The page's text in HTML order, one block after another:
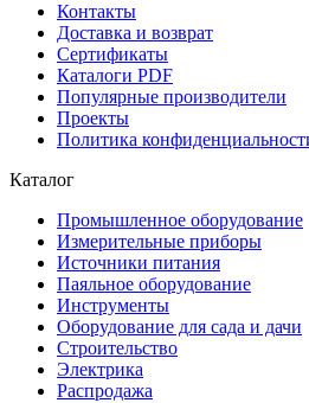
Контакты
Доставка и возврат
Сертификаты
Каталоги PDF
Популярные производители
Проекты
Политика
Каталог
Промышленное оборудование
Измерительные приборы
Источники питания
Паяльное оборудование
Инструменты
Оборудование для сада и дачи
Строительство
Электрика
Распродажа